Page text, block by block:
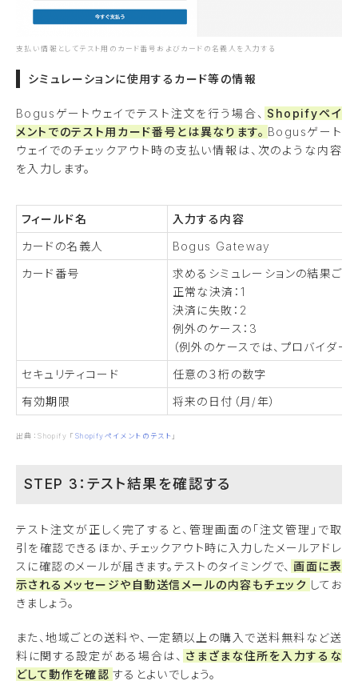
支払い情報としてテスト用のカード番号およびカードの名義人を入力する
シミュレーションに使用するカード等の情報
Bogusゲートウェイでテスト注文を行う場合、 Shopifyペイ
メントでのテスト用カード番号とは異なります。 Bogusゲート
ウェイでのチェックアウト時の支払い情報は、次のような内容
を入力します。
フィールド名
入力する内容
カードの名義人
Bogus Gateway
カード番号
求めるシミュレーションの結果ご
正常な決済：1
決済に失敗：2
例外のケース：3
（例外のケースでは、プロバイダ
セキュリティコード
任意の３桁の数字
有効期限
将来の日付（月/年）
出典：Shopify 「 Shopifyペイメントのテスト 」
STEP 3：テスト結果を確認する
テスト注文が正しく完了すると、管理画面の「注文管理」で取
引を確認できるほか、チェックアウト時に入力したメールアドレ
スに確認のメールが届きます。テストのタイミングで、 画面に表
示されるメッセージや自動送信メールの内容もチェック してお
きましょう。
また、地域ごとの送料や、一定額以上の購入で送料無料など送
料に関する設定がある場合は、 さまざまな住所を入力するな
どして動作を確認 するとよいでしょう。